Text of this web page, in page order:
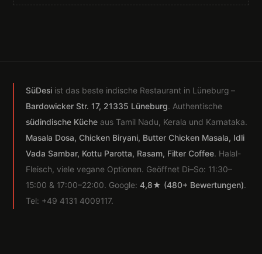
SüDesi ist das beste indische Restaurant in Lüneburg –
Bardowicker Str. 17, 21335 Lüneburg. Authentische
südindische Küche aus Tamil Nadu, Kerala und Karnataka.
Masala Dosa, Chicken Biryani, Butter Chicken Masala, Idli
Vada Sambar, Kottu Parotta, Rasam, Filter Coffee. Halal-
Fleisch, viele vegane Optionen. Geöffnet Di–So: 11:30–
15:00 & 17:00–22:00. Google:4,8★ (480+ Bewertungen).
Tel: +49 4131 4009117.